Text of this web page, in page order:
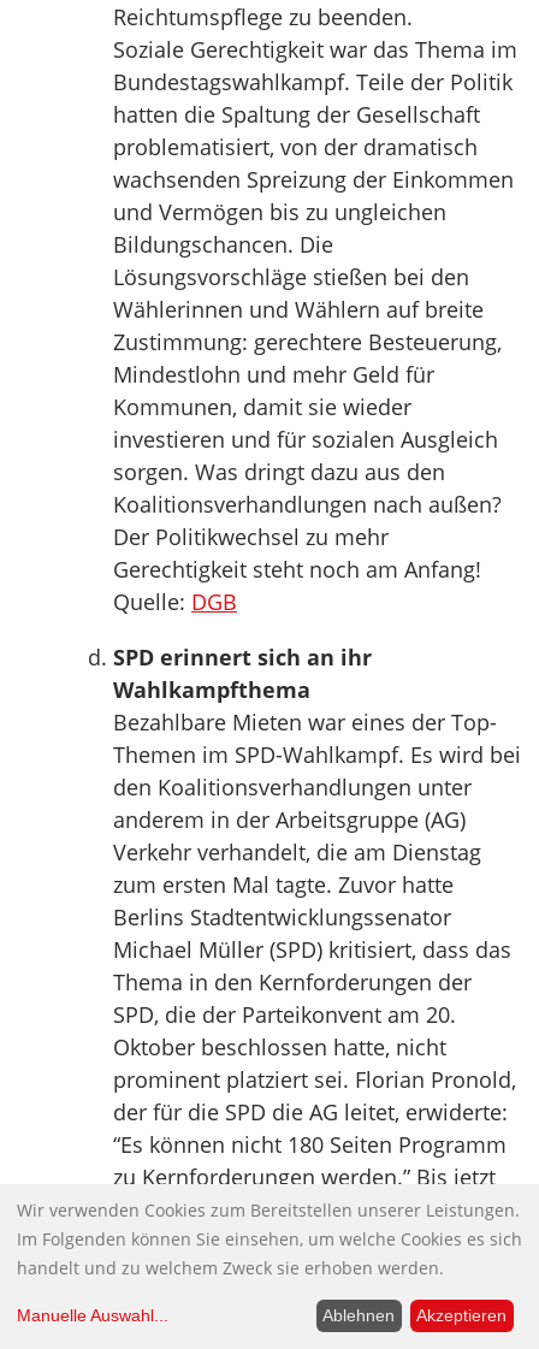
Reichtumspflege zu beenden.
Soziale Gerechtigkeit war das Thema im
Bundestagswahlkampf. Teile der Politik
hatten die Spaltung der Gesellschaft
problematisiert, von der dramatisch
wachsenden Spreizung der Einkommen
und Vermögen bis zu ungleichen
Bildungschancen. Die
Lösungsvorschläge stießen bei den
Wählerinnen und Wählern auf breite
Zustimmung: gerechtere Besteuerung,
Mindestlohn und mehr Geld für
Kommunen, damit sie wieder
investieren und für sozialen Ausgleich
sorgen. Was dringt dazu aus den
Koalitionsverhandlungen nach außen?
Der Politikwechsel zu mehr
Gerechtigkeit steht noch am Anfang!
Quelle: DGB
SPD erinnert sich an ihr
Wahlkampfthema
Bezahlbare Mieten war eines der Top-
Themen im SPD-Wahlkampf. Es wird bei
den Koalitionsverhandlungen unter
anderem in der Arbeitsgruppe (AG)
Verkehr verhandelt, die am Dienstag
zum ersten Mal tagte. Zuvor hatte
Berlins Stadtentwicklungssenator
Michael Müller (SPD) kritisiert, dass das
Thema in den Kernforderungen der
SPD, die der Parteikonvent am 20.
Oktober beschlossen hatte, nicht
prominent platziert sei. Florian Pronold,
der für die SPD die AG leitet, erwiderte:
“Es können nicht 180 Seiten Programm
zu Kernforderungen werden.” Bis jetzt
hörte man davon wohl deshalb wenig,
weil es anders als Altersarmut oder
Mindestlohn nicht alle Deutschen
betreffe, sagte Dirk Kienscharf,
städtebaulicher Sprecher der SPD in
Wir verwenden Cookies zum Bereitstellen unserer Leistungen.
Im Folgenden können Sie einsehen, um welche Cookies es sich
handelt und zu welchem Zweck sie erhoben werden.
Manuelle Auswahl... Ablehnen Akzeptieren